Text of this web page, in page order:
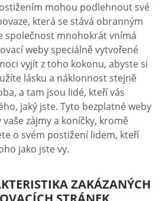
mohou podlehnout své
která se stává obranným
společnost mnohokrát vnímá
weby speciálně vytvořené
vyjít z toho kokonu, abyste si
lásku a náklonnost stejně
a tam jsou lidé, kteří vás
jaký jste. Tyto bezplatné weby
zájmy a koníčky, kromě
o svém postižení lidem, kteří
jako jste vy.
ZAKÁZANÝCH